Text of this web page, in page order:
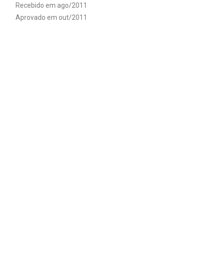
Recebido em ago/2011
Aprovado em out/2011